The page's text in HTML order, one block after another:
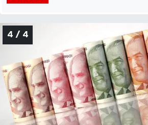
4 / 4